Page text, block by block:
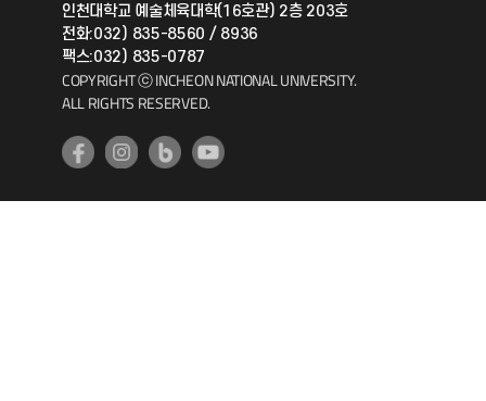
공자아카데미
기초교육원
인천대학교 예술체육대학(16호관) 2층 203호
전화:032) 835-8560 / 8936
팩스:032) 835-0787
COPYRIGHT ⓒ INCHEON NATIONAL UNIVERSITY.
ALL RIGHTS RESERVED.